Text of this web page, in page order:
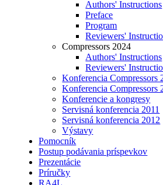
Authors' Instructions
Preface
Program
Reviewers'
Compressors 2024
Authors' Instructions
Reviewers'
Konferencia Compressors
Konferencia Compressors
Konferencie a kongresy
Servisná konferencia 2011
Servisná konferencia 2012
Výstavy
Pomocník
Postup podávania príspevkov
Prezentácie
Príručky